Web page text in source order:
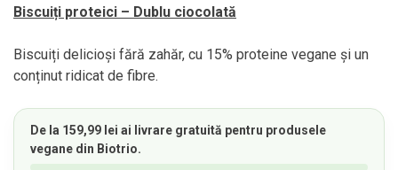
Biscuiți proteici – Dublu ciocolată
Biscuiți delicioși fără zahăr, cu 15% proteine vegane și un
conținut ridicat de fibre.
De la 159,99 lei ai livrare gratuită pentru produsele
vegane din Biotrio.